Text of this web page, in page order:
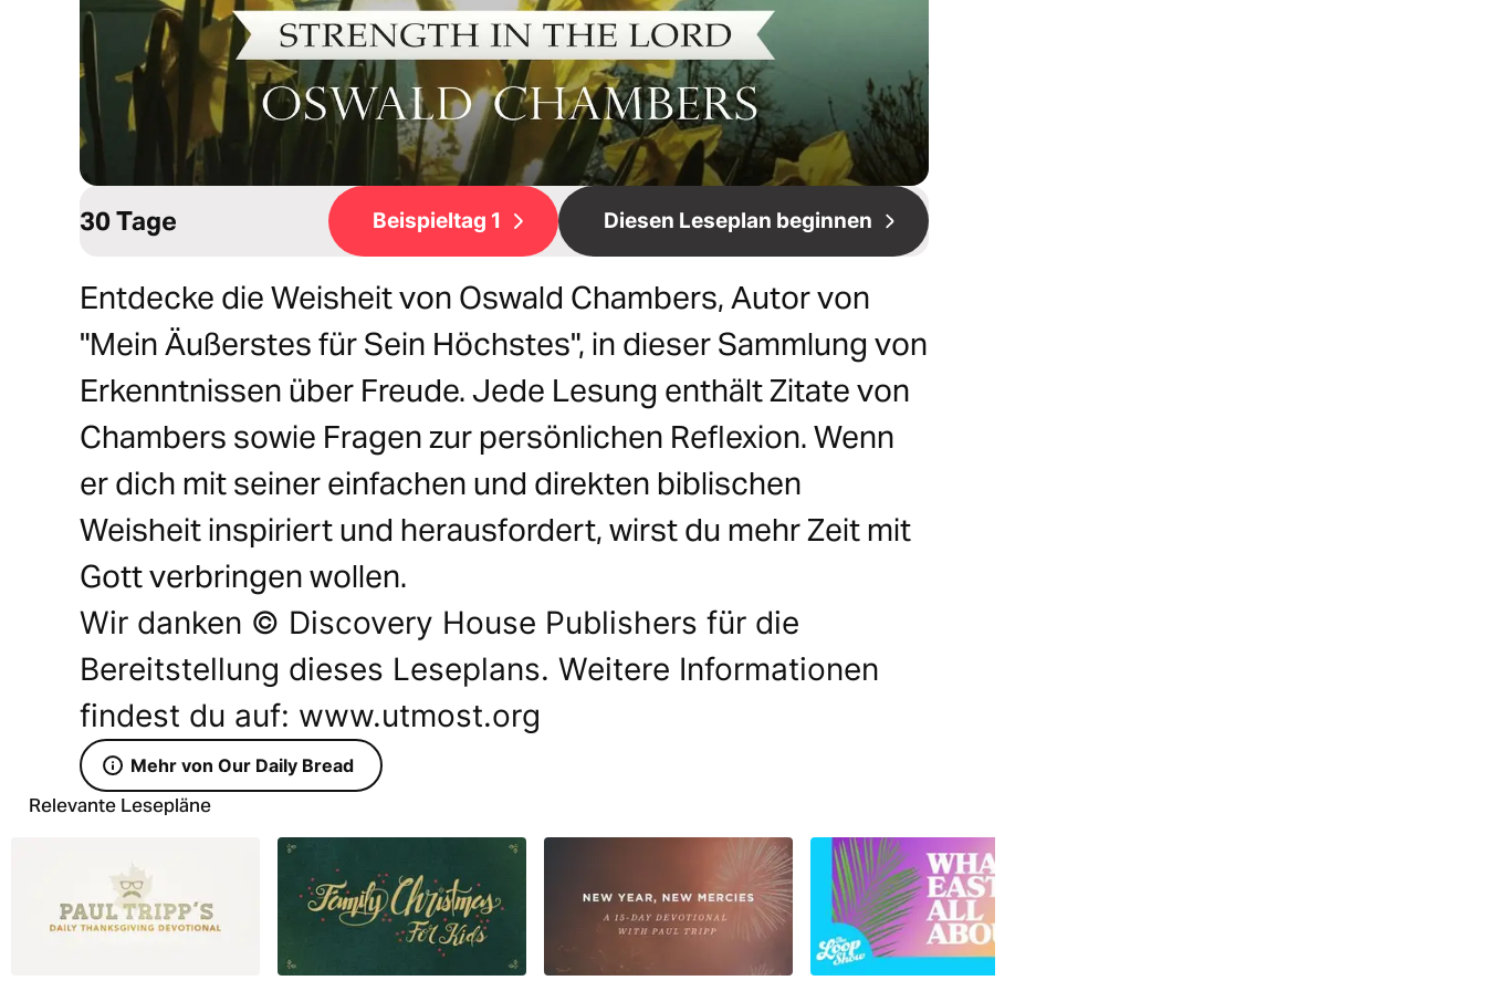
30 Tage Beispieltag 1 Diesen Leseplan beginnen
Entdecke die Weisheit von Oswald Chambers, Autor von
"Mein Äußerstes für Sein Höchstes", in dieser Sammlung von
Erkenntnissen über Freude. Jede Lesung enthält Zitate von
Chambers sowie Fragen zur persönlichen Reflexion. Wenn
er dich mit seiner einfachen und direkten biblischen
Weisheit inspiriert und herausfordert, wirst du mehr Zeit mit
Gott verbringen wollen.
Wir danken © Discovery House Publishers für die
Bereitstellung dieses Leseplans. Weitere Informationen
findest du auf: www.utmost.org
Mehr von Our Daily Bread
Relevante Lesepläne